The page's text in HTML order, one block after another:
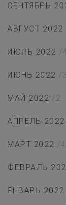
СЕНТЯБРЬ
АВГУСТ 2022
ИЮЛЬ 2022 /
ИЮНЬ 2022 /3
МАЙ 2022 /2
АПРЕЛЬ 2022
МАРТ 2022 /4
ФЕВРАЛЬ
ЯНВАРЬ 2022